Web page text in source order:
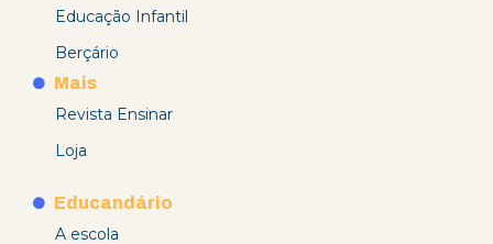
Educação Infantil
Berçário
Mais
Revista Ensinar
Loja
Educandário
A escola